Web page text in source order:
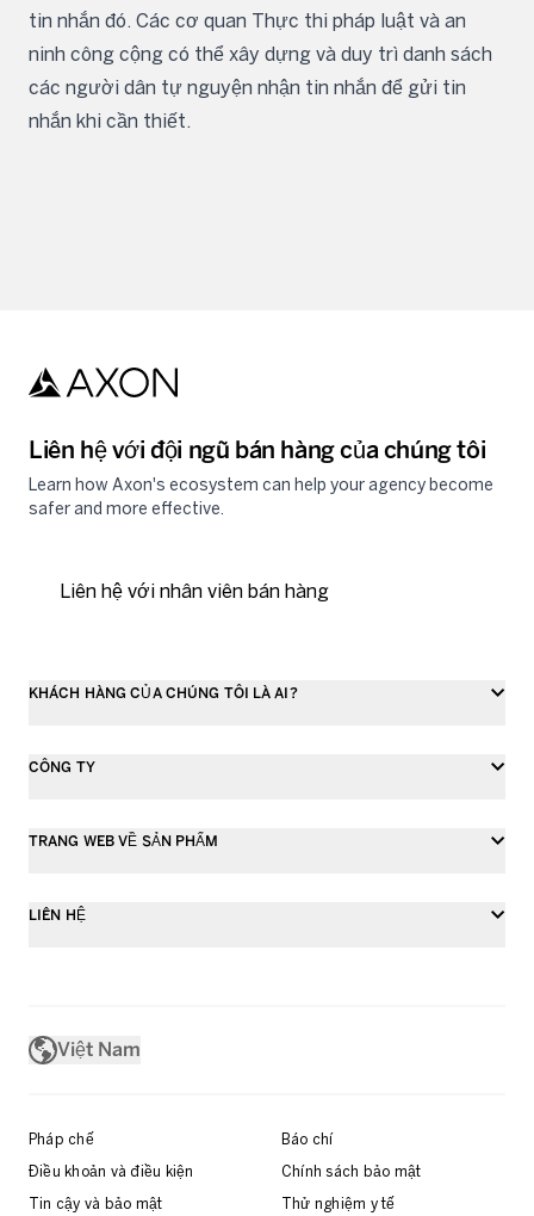
tin nhắn đó. Các cơ quan Thực thi pháp luật và an
ninh công cộng có thể xây dựng và duy trì danh sách
các người dân tự nguyện nhận tin nhắn để gửi tin
nhắn khi cần thiết.
Liên hệ với đội ngũ bán hàng của chúng tôi
Learn how Axon's ecosystem can help your agency become
safer and more effective.
Liên hệ với nhân viên bán hàng
KHÁCH HÀNG CỦA CHÚNG TÔI LÀ AI?
CÔNG TY
TRANG WEB VỀ SẢN PHẨM
LIÊN HỆ
Việt Nam
Pháp chế
Báo chí
Điều khoản và điều kiện
Chính sách bảo mật
Tin cậy và bảo mật
Thử nghiệm y tế